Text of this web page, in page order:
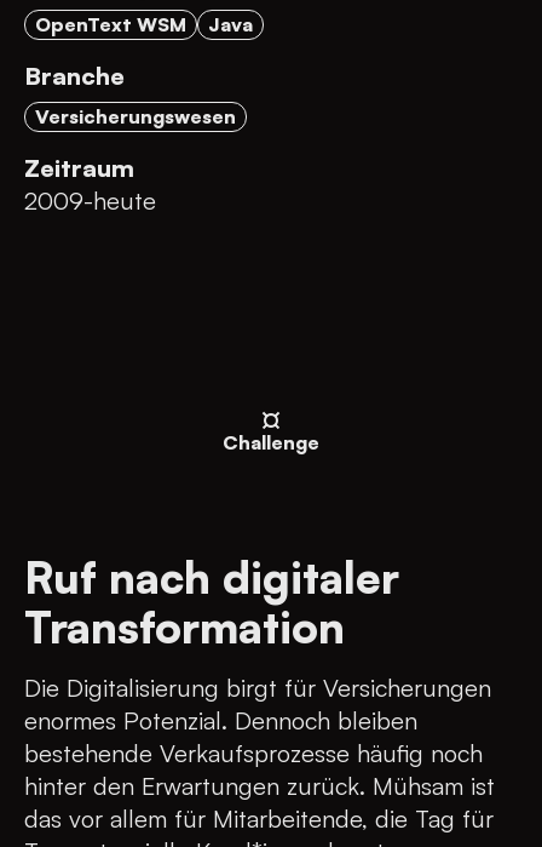
OpenText WSM Java
Branche
Versicherungswesen
Zeitraum
2009-heute
Challenge
Ruf nach digitaler
Transformation
Die Digitalisierung birgt für Versicherungen
enormes Potenzial. Dennoch bleiben
bestehende Verkaufsprozesse häufig noch
hinter den Erwartungen zurück. Mühsam ist
das vor allem für Mitarbeitende, die Tag für